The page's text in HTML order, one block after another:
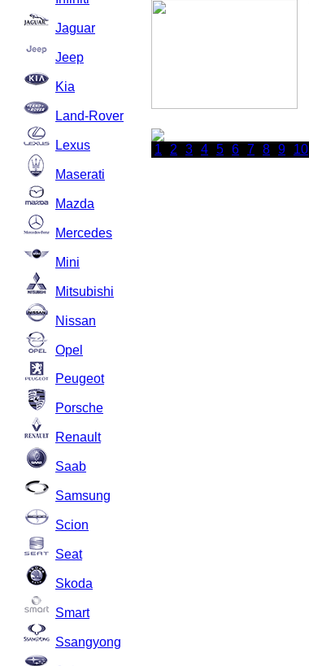
Jaguar
Jeep
Kia
Land-Rover
Lexus
Maserati
Mazda
Mercedes
Mini
Mitsubishi
Nissan
Opel
Peugeot
Porsche
Renault
Saab
Samsung
Scion
Seat
Skoda
Smart
Ssangyong
1 2 3 4 5 6 7 8 9 10